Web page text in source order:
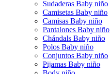
Sudaderas Baby niño
Camisetas Baby niño
Camisas Baby niño
Pantalones Baby niño
Chándals Baby niño
Polos Baby niño
Conjuntos Baby niño
Pijamas Baby niño